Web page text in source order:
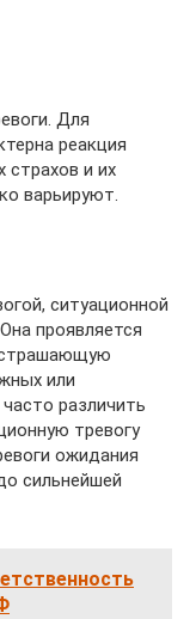
Для
реакция
страхов и их
варьируют.
ситуационной
проявляется
или
различить
тревогу
ожидания
сильнейшей